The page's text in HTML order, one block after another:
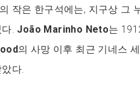
작은 한구석에는, 지구상 그
. João Marinho Neto는
의 사망 이후 최근 기네스
다.